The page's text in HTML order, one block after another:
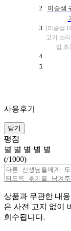
미술샘
[미술샘
고기 스
집 초
사용후기
닫기
평점
별 별 별 별 별
(/1000)
상품과 무관한 내
은 사전 고지 없이
회수됩니다.